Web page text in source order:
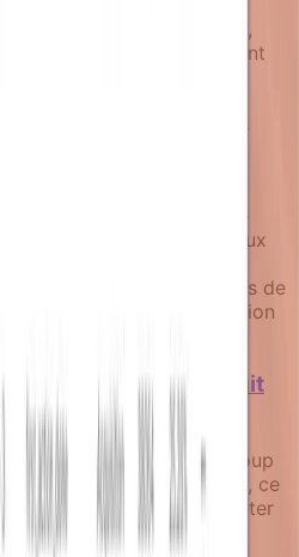
Dev,
les changements passent
avant d'atteindre les
humain-dans-la-boucle
d'envoyer des
le contexte métier
de notification qui reste
de l'entonnoir, s'adapte aux
et se coordonne à
des constructeurs de
projets de synchronisation
comment votre produit
par lui-même
des réflexions après coup
orientées produit, ce
centrales qui doivent refléter
utilisateur.